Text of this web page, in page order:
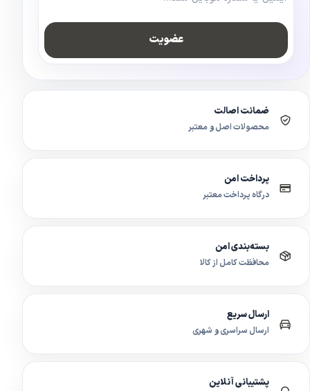
عضویت
ضمانت اصالت
محصولات اصل و معتبر
پرداخت امن
درگاه پرداخت معتبر
بسته‌بندی امن
محافظت کامل از کالا
ارسال سریع
ارسال سراسری و شهری
پشتیبانی آنلاین